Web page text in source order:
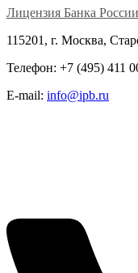
Лицензия Банка
115201, г. Москва,
Телефон: +7 (495) 411
E-mail: info@ipb.ru